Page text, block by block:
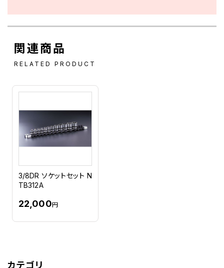
関連商品
RELATED PRODUCT
3/8DR ソケットセット N
TB312A
22,000円
カテゴリ